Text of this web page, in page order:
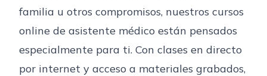
familia u otros compromisos, nuestros cursos
online de asistente médico están pensados
especialmente para ti. Con clases en directo
por internet y acceso a materiales grabados,